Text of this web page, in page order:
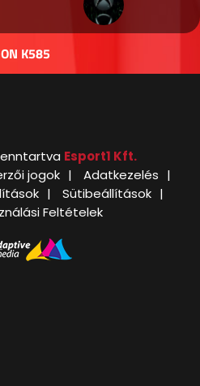
K585
Esport1 Kft.
jogok
Adatkezelés
Sütibeállítások
Feltételek